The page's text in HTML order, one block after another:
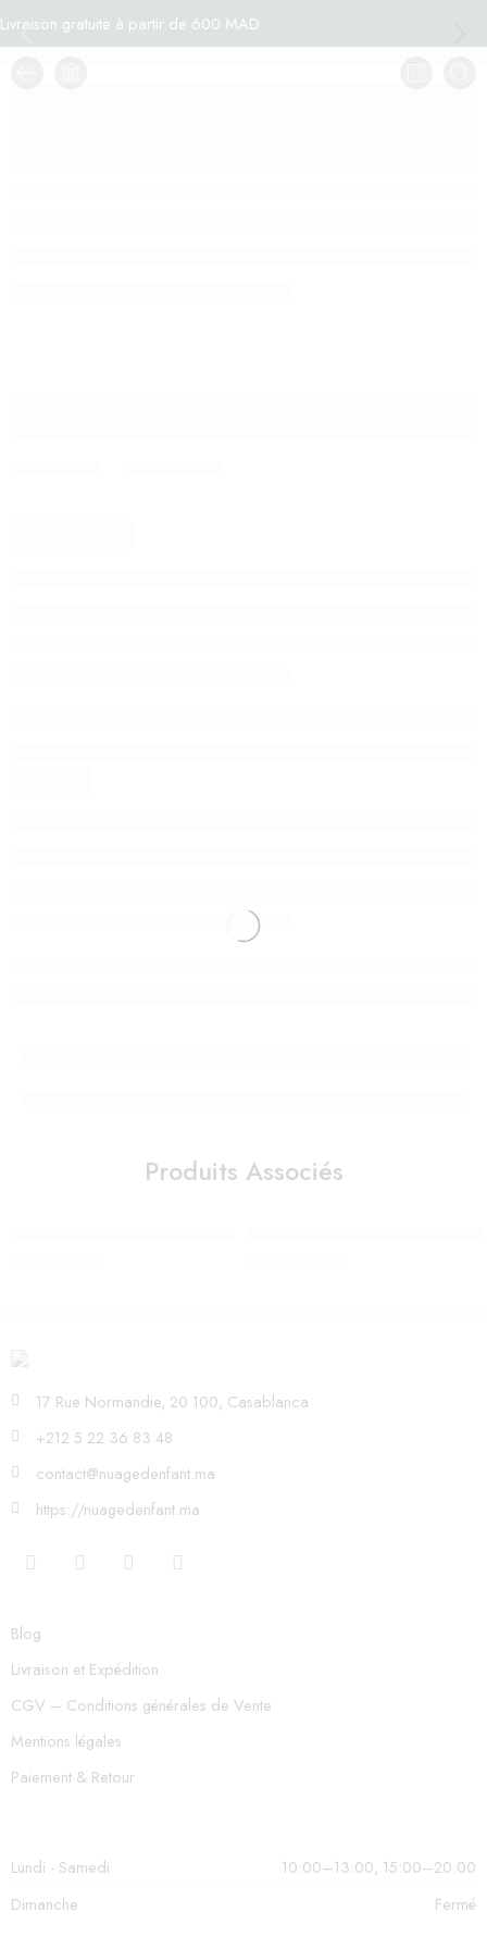
Livraison gratuite à partir de 600 MAD
Produits Associés
17 Rue Normandie, 20 100, Casablanca
+212 5 22 36 83 48
contact@nuagedenfant.ma
https://nuagedenfant.ma
Blog
Livraison et Expédition
CGV – Conditions générales de Vente
Mentions légales
Paiement & Retour
Lundi - Samedi
10:00–13:00, 15:00–20:00
Dimanche
Fermé